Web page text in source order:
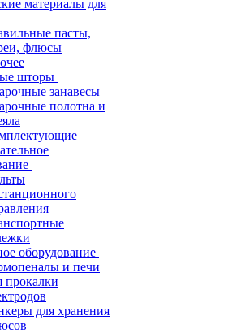
материалы для
пасты,
флюсы
шторы
занавесы
полотна и
оборудование
и печи
прокалки
для хранения